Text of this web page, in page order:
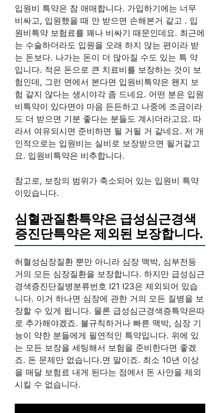
입원비 특약은 참 애매합니다. 가입하기에는 너무
비싸고, 입원했을 때 안 받으면 손해본거 같고 . 입
원비특약 보험료를 꽤나 비싸기 때문인데요. 최근에
는 수술하더라도 입원을 오래 하지 않는 편이라 받
는 돈보다. 나가는 돈이 더 많아질 수도 있는 특 약
입니다. 적은 돈으로 큰 치료비를 보장하는 것이 보
험인데, 그런 면에서 본다면 입원비특약은 왠지 보
험 같지 않다는 생시야각 좀 드네요. 어떤 분은 입원
비특약이 있다면야 마음 든든하고 나중에 조금이라
도 더 받으면 기분 좋다는 분들도 계시더라고요. 따
라서 여유되시면 준비하면 될 거될 거 같네요. 저 개
인적으로는 입원비는 실비로 보장받으면 될거같고
요. 입원비특약은 비추합니다.
참고로, 보장의 범위가 축소되어 있는 입원비 특약
이있습니다.
심혈관질환특약은 급성심근경색
증진단특약은 제외된 보장합니다.
허혈성심장질환 뿐만 아니라 심장 맥박, 심부전등
거의 모든 심장질환을 보장합니다. 하지만 급성심근
경색증진단질병분류번호 I21 I23은 제외되어 있습
니다. 이거 하나면 심장에 관한 거의 모든 질병을 보
장할 수 있게 됩니다. 물론 급성심근경색증특약은따
로 추가해야겠죠. 불규칙하거나 빠른 맥박, 심장 기
능이 약한 분들에게 필연적인 특약입니다. 위에 있
는 모든 보장을 세팅해서 보험을 준비한다면 좋겠
죠. 돈 문제만 없습니다.면 말이죠. 최소 10년 이상
을 매달 보험료 내게 된다는 점에서 돈 사안을 제외
시킬 수 없습니다.